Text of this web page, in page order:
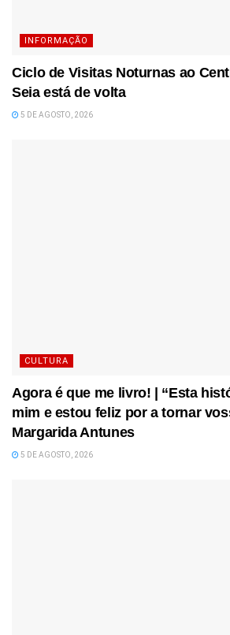
INFORMAÇÃO
Ciclo de Visitas Noturnas ao
Seia está de volta
5 DE AGOSTO, 2026
CULTURA
Agora é que me livro! | “Esta
mim e estou feliz por a tornar
Margarida Antunes
5 DE AGOSTO, 2026